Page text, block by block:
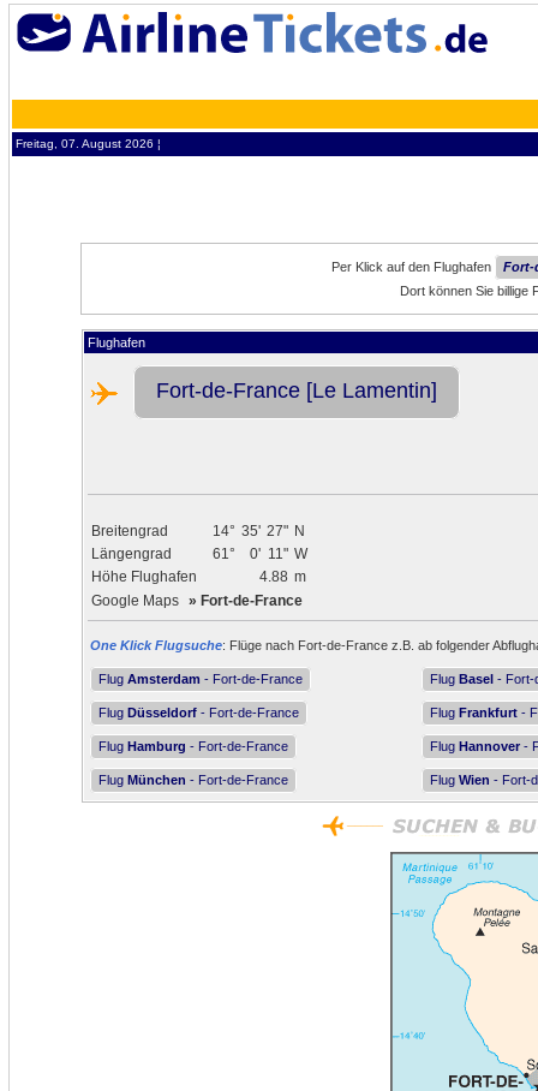
Freitag, 07. August 2026 ¦
Per Klick auf den Flughafen
Fort-
Dort können Sie billige
Flughafen
Fort-de-France [Le Lamentin]
Breitengrad 14° 35' 27" N
Längengrad
61° 0' 11" W
Höhe Flughafen
4.88 m
Google Maps » Fort-de-France
One Klick Flugsuche: Flüge nach Fort-de-France z.B. ab folgender
Flug Amsterdam - Fort-de-France Flug Basel - Fort-
Flug Düsseldorf - Fort-de-France Flug Frankfurt -
Flug Hamburg - Fort-de-France Flug Hannover -
Flug München - Fort-de-France Flug Wien - Fort-